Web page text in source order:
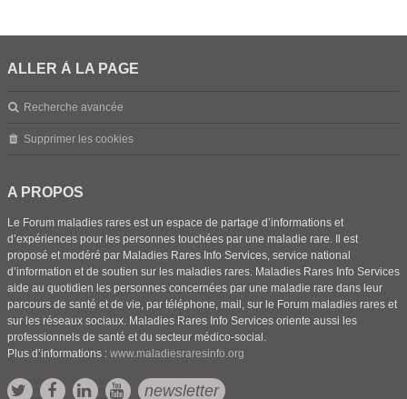
ALLER À LA PAGE
Recherche avancée
Supprimer les cookies
A PROPOS
Le Forum maladies rares est un espace de partage d’informations et
d’expériences pour les personnes touchées par une maladie rare. Il est
proposé et modéré par Maladies Rares Info Services, service national
d’information et de soutien sur les maladies rares. Maladies Rares Info Services
aide au quotidien les personnes concernées par une maladie rare dans leur
parcours de santé et de vie, par téléphone, mail, sur le Forum maladies rares et
sur les réseaux sociaux. Maladies Rares Info Services oriente aussi les
professionnels de santé et du secteur médico-social.
Plus d’informations : www.maladiesraresinfo.org
newsletter